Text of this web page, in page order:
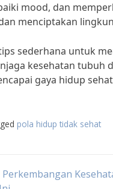
mood, dan
menciptakan
sederhana untuk
kesehatan tubuh
gaya hidup
pola hidup tidak sehat